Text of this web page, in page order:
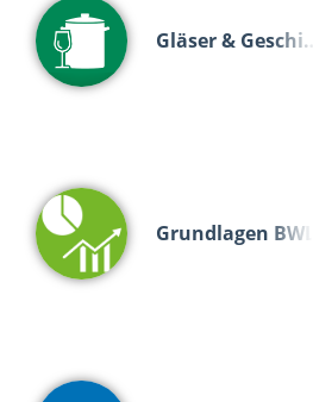
Gläser & Geschi…
Grundlagen BWL